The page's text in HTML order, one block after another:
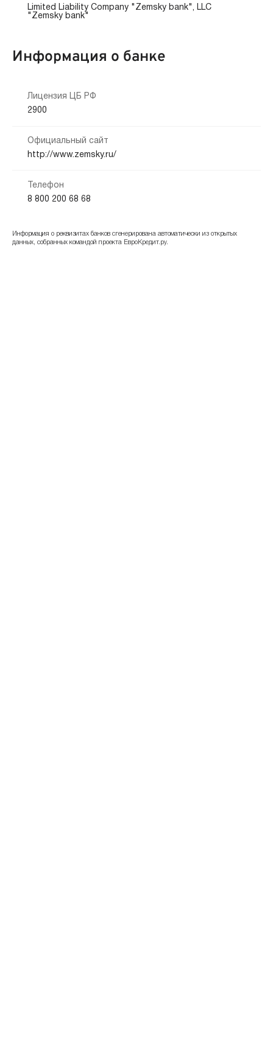
Limited Liability Company "Zemsky bank", LLC
"Zemsky bank"
Информация о банке
Лицензия ЦБ РФ
2900
Официальный сайт
http://www.zemsky.ru/
Телефон
8 800 200 68 68
Информация о реквизитах банков сгенерирована автоматически из открытых
данных, собранных командой проекта ЕвроКредит.ру.